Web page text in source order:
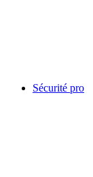
Sécurité pro